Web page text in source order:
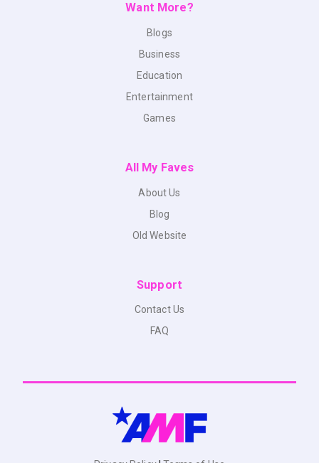
Want More?
Blogs
Business
Education
Entertainment
Games
All My Faves
About Us
Blog
Old Website
Support
Contact Us
FAQ